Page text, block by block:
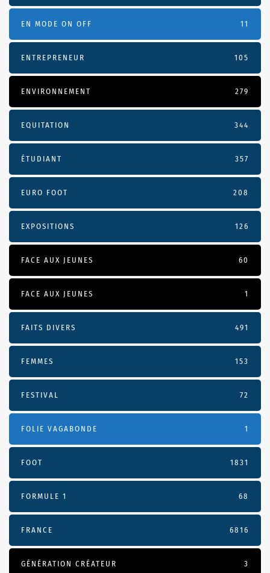
EN MODE ON OFF 11
ENTREPRENEUR 105
ENVIRONNEMENT 279
EQUITATION 344
ÉTUDIANT 357
EURO FOOT 208
EXPOSITIONS 126
FACE AUX JEUNES 60
FACE AUX JEUNES 1
FAITS DIVERS 491
FEMMES 153
FESTIVAL 72
FOLIE VAGABONDE 1
FOOT 1831
FORMULE 1 68
FRANCE 6816
GÉNÉRATION CRÉATEUR 3